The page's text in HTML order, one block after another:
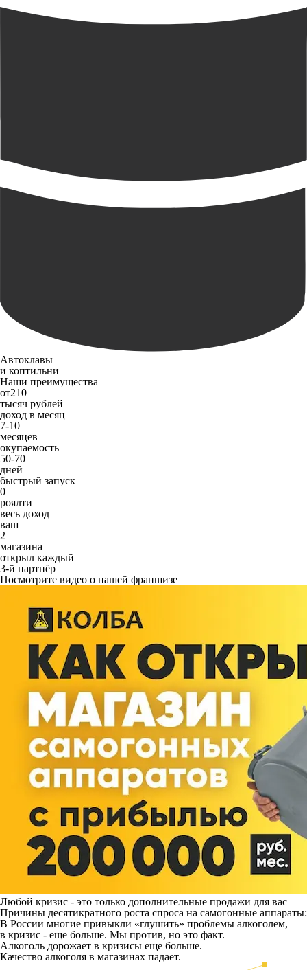
Автоклавы
и коптильни
Наши преимущества
от210
тысяч рублей
доход в месяц
7-10
месяцев
окупаемость
50-70
дней
быстрый запуск
0
роялти
весь доход
ваш
2
магазина
открыл каждый
3-й партнёр
Посмотрите видео о нашей франшизе
Любой кризис - это только дополнительные продажи для вас
Причины десятикратного роста спроса на самогонные аппараты:
В России многие привыкли «глушить» проблемы алкоголем,
в кризис - еще больше. Мы против, но это факт.
Алкоголь дорожает в кризисы еще больше.
Качество алкоголя в магазинах падает.